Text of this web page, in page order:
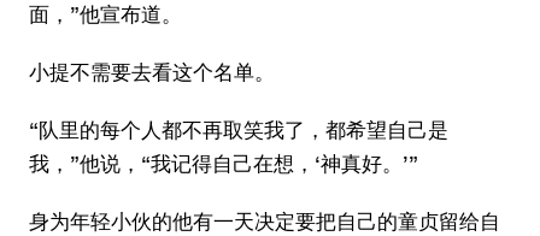
面，”他宣布道。
小提不需要去看这个名单。
“队里的每个人都不再取笑我了，都希望自己是
我，”他说，“我记得自己在想，‘神真好。’”
身为年轻小伙的他有一天决定要把自己的童贞留给自